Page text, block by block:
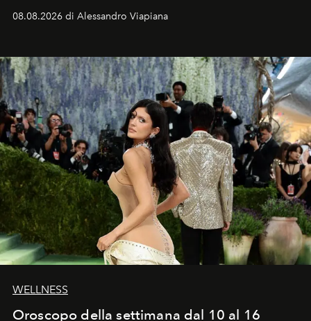
dell’attore chiamato a raccogliere l’eredità di Daniel
Craig, però, regna ancora il più assoluto riserbo.
08.08.2026 di Alessandro Viapiana
WELLNESS
Oroscopo della settimana dal 10 al 16